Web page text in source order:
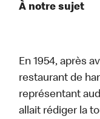
À notre sujet
En 1954, après
restaurant de
représentant
allait rédiger la